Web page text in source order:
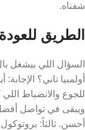
شفناه.
الطريق
السؤال اللي بيشغل
أولمبيا تاني؟
ويبقى في تواصل
أحسن. ثالثاً: